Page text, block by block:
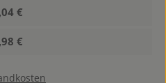
€
€